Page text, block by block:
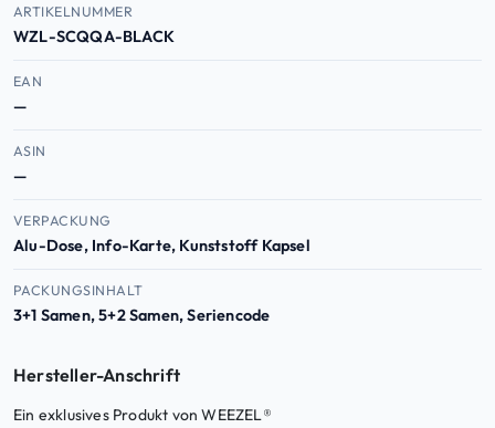
ARTIKELNUMMER
WZL-SCQQA-BLACK
EAN
—
ASIN
—
VERPACKUNG
Alu-Dose, Info-Karte, Kunststoff Kapsel
PACKUNGSINHALT
3+1 Samen, 5+2 Samen, Seriencode
Hersteller-Anschrift
Ein exklusives Produkt von WEEZEL®